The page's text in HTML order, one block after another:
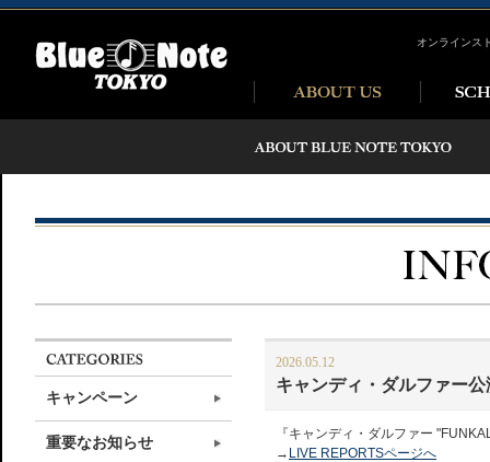
オンラインス
キャンペーン
重要なお知らせ
2026.05.12
キャンディ・ダルファー
『キャンディ・ダルファー
→ LIVE REPORTSページへ